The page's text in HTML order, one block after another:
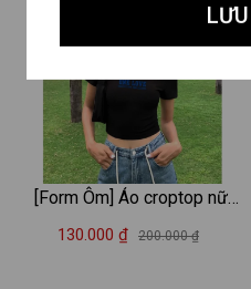
[Form Ôm] Áo croptop nữ
One love - Áo thun LOZA
130.000 ₫ 200.000 ₫